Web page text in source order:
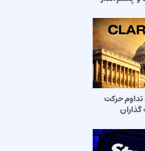
تداوم حرکت
گذاران